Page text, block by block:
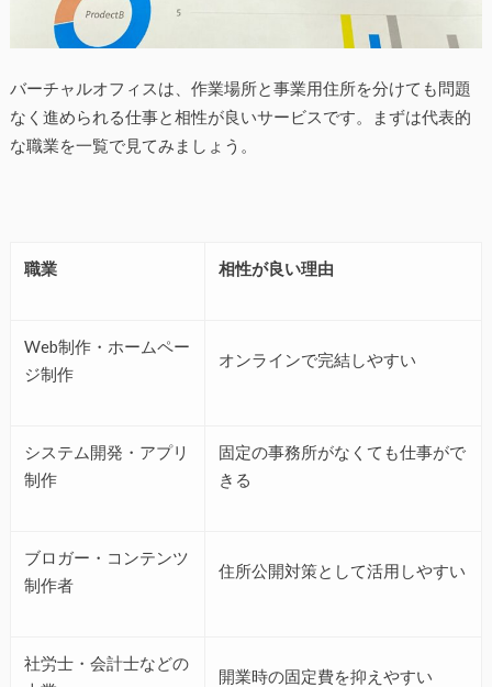
バーチャルオフィスは、作業場所と事業用住所を分けても問題
なく進められる仕事と相性が良いサービスです。まずは代表的
な職業を一覧で見てみましょう。
職業 相性が良い理由
Web制作・ホームペー
ジ制作
オンラインで完結しやすい
システム開発・アプリ
制作
固定の事務所がなくても仕事がで
きる
ブロガー・コンテンツ
制作者
住所公開対策として活用しやすい
社労士・会計士などの
開業時の固定費を抑えやすい